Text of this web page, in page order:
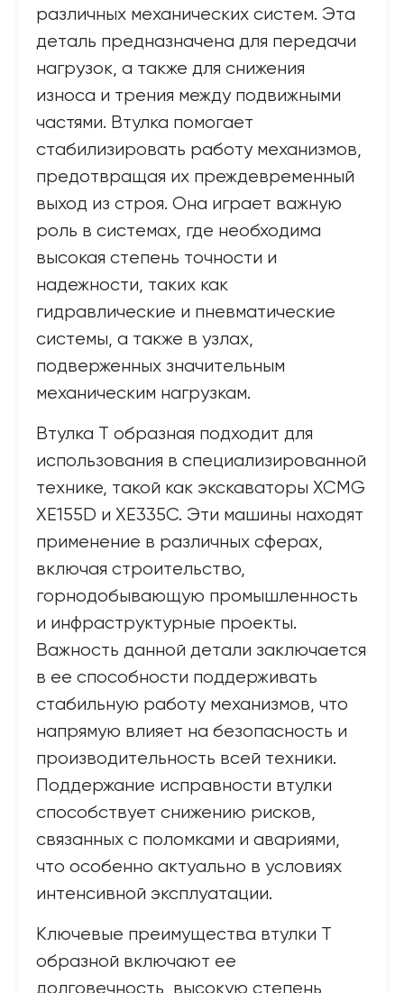
различных механических систем. Эта
деталь предназначена для передачи
нагрузок, а также для снижения
износа и трения между подвижными
частями. Втулка помогает
стабилизировать работу механизмов,
предотвращая их преждевременный
выход из строя. Она играет важную
роль в системах, где необходима
высокая степень точности и
надежности, таких как
гидравлические и пневматические
системы, а также в узлах,
подверженных значительным
механическим нагрузкам.
Втулка Т образная подходит для
использования в специализированной
технике, такой как экскаваторы XCMG
XE155D и XE335C. Эти машины находят
применение в различных сферах,
включая строительство,
горнодобывающую промышленность
и инфраструктурные проекты.
Важность данной детали заключается
в ее способности поддерживать
стабильную работу механизмов, что
напрямую влияет на безопасность и
производительность всей техники.
Поддержание исправности втулки
способствует снижению рисков,
связанных с поломками и авариями,
что особенно актуально в условиях
интенсивной эксплуатации.
Ключевые преимущества втулки Т
образной включают ее
долговечность, высокую степень